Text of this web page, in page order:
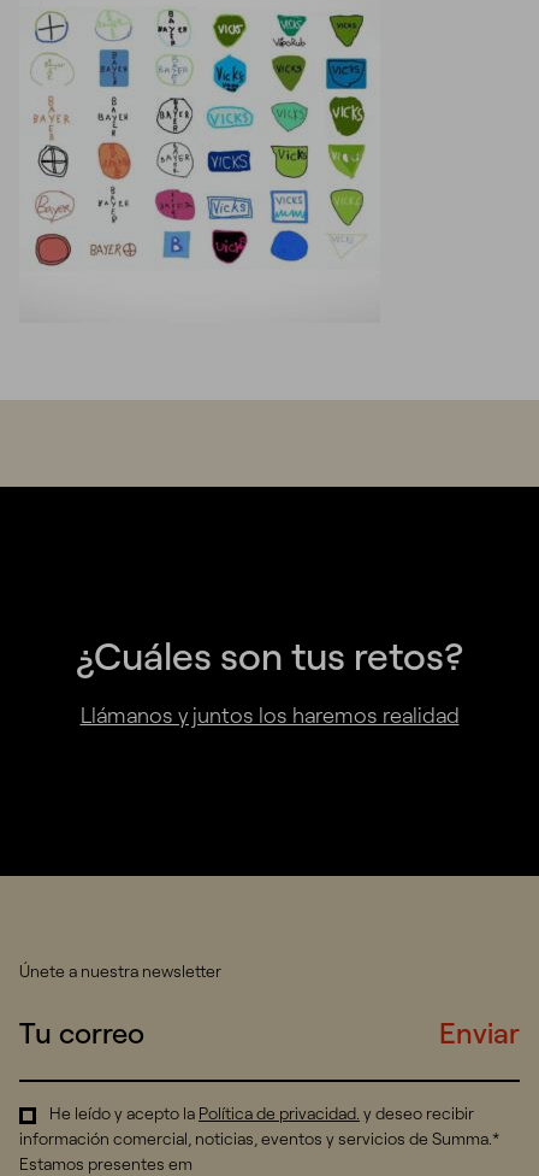
¿Cuáles son tus retos?
Llámanos y juntos los haremos realidad
Únete a nuestra newsletter
Enviar
He leído y acepto la Política de privacidad. y deseo recibir
información comercial, noticias, eventos y servicios de Summa.*
Estamos presentes em